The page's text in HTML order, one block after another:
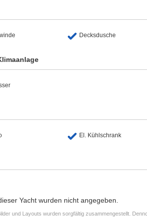
Decksdusche
El. Kühlschrank
Yacht wurden nicht angegeben.
und Layouts wurden sorgfältig zusammengestellt.